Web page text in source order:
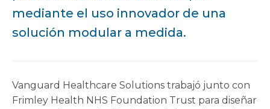
mediante el uso innovador de una
solución modular a medida.
Vanguard Healthcare Solutions trabajó junto con
Frimley Health NHS Foundation Trust para diseñar